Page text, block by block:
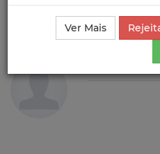
Ciência_Iscte Autores
Produções Científicas e
Ver Mais